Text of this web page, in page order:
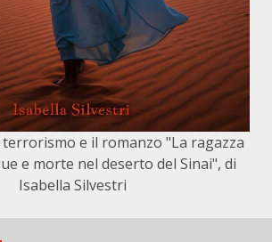
e il romanzo "La ragazza
e morte nel deserto del Sinai", di
Isabella Silvestri